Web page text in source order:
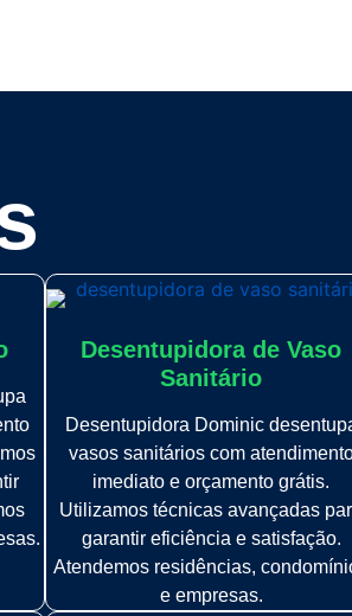
Desentupidora de Vaso
Sanitário
Desentupidora Dominic
vasos sanitários com
imediato e orçamento grátis.
Utilizamos técnicas avançadas
garantir eficiência e satisfação.
Atendemos residências,
e empresas.